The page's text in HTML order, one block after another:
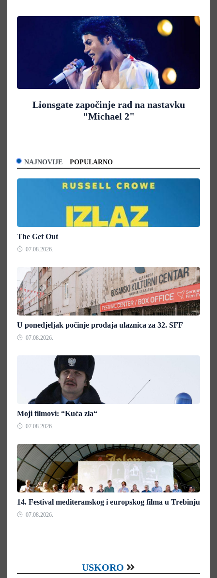
Lionsgate započinje rad na nastavku
"Michael 2"
NAJNOVIJE POPULARNO
The Get Out
07.08.2026.
U ponedjeljak počinje prodaja ulaznica za 32. SFF
07.08.2026.
Moji filmovi: “Kuća zla“
07.08.2026.
14. Festival mediteranskog i europskog filma u Trebinju
07.08.2026.
USKORO